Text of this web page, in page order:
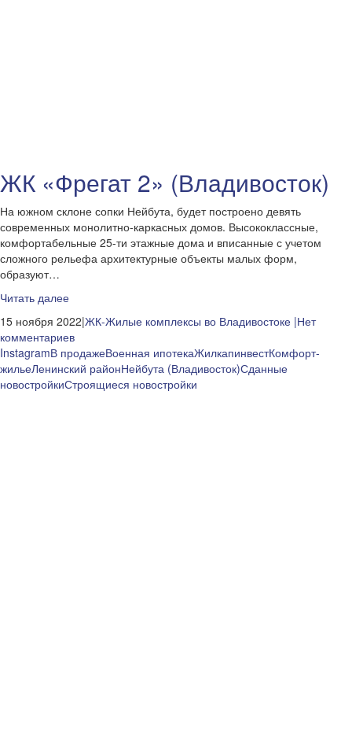
ЖК «Фрегат 2» (Владивосток)
На южном склоне сопки Нейбута, будет построено девять
современных монолитно-каркасных домов. Высококлассные,
комфортабельные 25-ти этажные дома и вписанные с учетом
сложного рельефа архитектурные объекты малых форм,
образуют…
Читать далее
15 ноября 2022|ЖК-Жилые комплексы во Владивостоке |Нет
комментариев
InstagramВ продажеВоенная ипотекаЖилкапинвестКомфорт-
жильеЛенинский районНейбута (Владивосток)Сданные
новостройкиСтроящиеся новостройки